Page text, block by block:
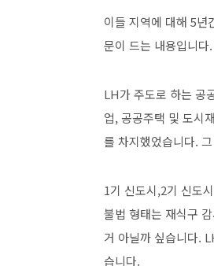
이들 지역에 대해 5년
문이 드는 내용입니다.
LH가 주도로 하는 공
업, 공공주택 및 도시
를 차지했었습니다.
1기 신도시,2기 신도
불법 형태는 재식구
거 아닐까 싶습니다.
습니다.